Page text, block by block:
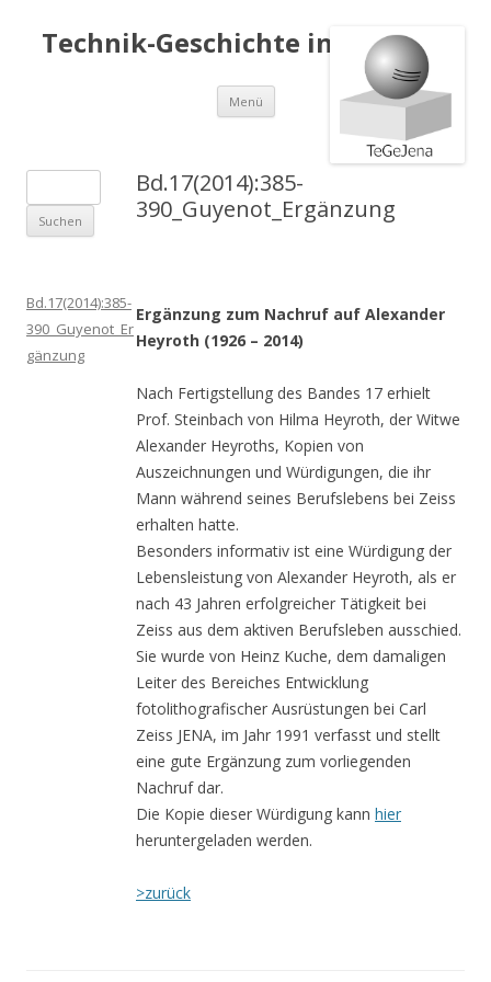
Technik-Geschichte in Jena e.V.
Menü Springe
Inhalt
Bd.17(2014):385-
390_Guyenot_Ergänzung
Ergänzung zum Nachruf auf Alexander
Heyroth (1926 – 2014)
Nach Fertigstellung des Bandes 17 erhielt
Prof. Steinbach von Hilma Heyroth, der Witwe
Alexander Heyroths, Kopien von
Auszeichnungen und Würdigungen, die ihr
Mann während seines Berufslebens bei Zeiss
erhalten hatte.
Besonders informativ ist eine Würdigung der
Lebensleistung von Alexander Heyroth, als er
nach 43 Jahren erfolgreicher Tätigkeit bei
Zeiss aus dem aktiven Berufsleben ausschied.
Sie wurde von Heinz Kuche, dem damaligen
Leiter des Bereiches Entwicklung
fotolithografischer Ausrüstungen bei Carl
Zeiss JENA, im Jahr 1991 verfasst und stellt
eine gute Ergänzung zum vorliegenden
Nachruf dar.
Die Kopie dieser Würdigung kann hier
heruntergeladen werden.
>zurück
u
c
n
a
c
Bd.17(2014):385-
390_Guyenot_Er
gänzung